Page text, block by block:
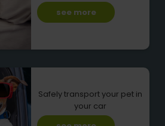
see more
Safely transport your pet in
your car